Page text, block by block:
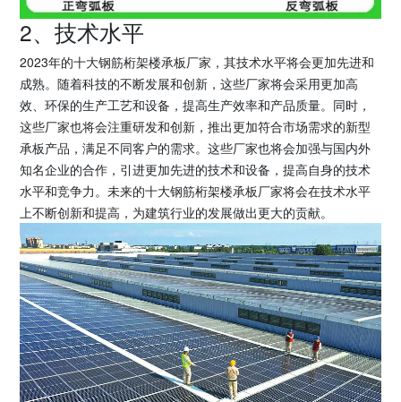
2、技术水平
2023年的十大钢筋桁架楼承板厂家，其技术水平将会更加先进和
成熟。随着科技的不断发展和创新，这些厂家将会采用更加高
效、环保的生产工艺和设备，提高生产效率和产品质量。同时，
这些厂家也将会注重研发和创新，推出更加符合市场需求的新型
承板产品，满足不同客户的需求。这些厂家也将会加强与国内外
知名企业的合作，引进更加先进的技术和设备，提高自身的技术
水平和竞争力。未来的十大钢筋桁架楼承板厂家将会在技术水平
上不断创新和提高，为建筑行业的发展做出更大的贡献。